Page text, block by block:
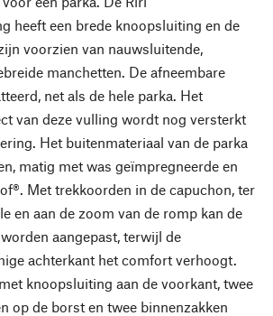
heeft een brede knoopsluiting en de
voorzien van nauwsluitende,
manchetten. De afneembare
net als de hele parka. Het
van deze vulling wordt nog versterkt
Het buitenmateriaal van de parka
matig met was geïmpregneerde en
Met trekkoorden in de capuchon, ter
en aan de zoom van de romp kan de
aangepast, terwijl de
achterkant het comfort verhoogt.
knoopsluiting aan de voorkant, twee
op de borst en twee binnenzakken